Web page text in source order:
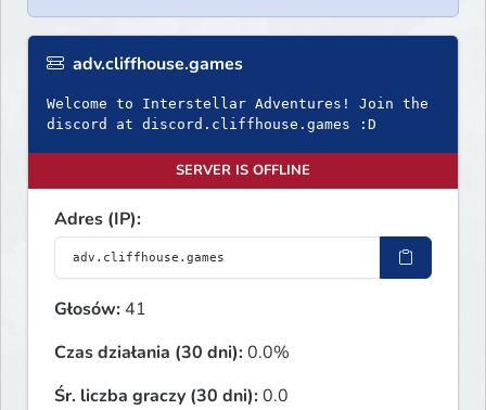
adv.cliffhouse.games
Welcome to Interstellar Adventures! Join the
discord at discord.cliffhouse.games :D
SERVER IS OFFLINE
Adres (IP):
Głosów: 41
Czas działania (30 dni):0.0%
Śr. liczba graczy (30 dni):0.0